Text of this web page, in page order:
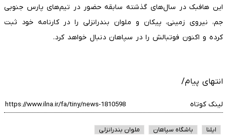
این هافبک در سال‌های گذشته سابقه حضور در تیم‌های پارس جنوبی
جم، نیروی زمینی، پیکان و ملوان بندرانزلی را در کارنامه خود ثبت
کرده و اکنون فوتبالش را در سپاهان دنبال خواهد کرد.
انتهای پیام/
لینک کوتاه
ایلنا باشگاه سپاهان ملوان بندرانزلی